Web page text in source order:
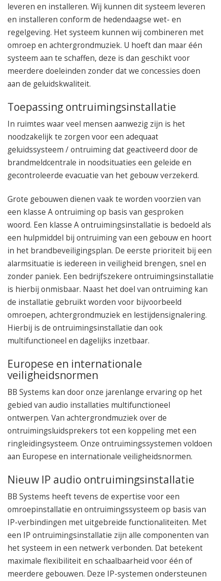
leveren en installeren. Wij kunnen dit systeem leveren
en installeren conform de hedendaagse wet- en
regelgeving. Het systeem kunnen wij combineren met
omroep en achtergrondmuziek. U hoeft dan maar één
systeem aan te schaffen, deze is dan geschikt voor
meerdere doeleinden zonder dat we concessies doen
aan de geluidskwaliteit.
Toepassing ontruimingsinstallatie
In ruimtes waar veel mensen aanwezig zijn is het
noodzakelijk te zorgen voor een adequaat
geluidssysteem / ontruiming dat geactiveerd door de
brandmeldcentrale in noodsituaties een geleide en
gecontroleerde evacuatie van het gebouw verzekerd.
Grote gebouwen dienen vaak te worden voorzien van
een klasse A ontruiming op basis van gesproken
woord. Een klasse A ontruimingsinstallatie is bedoeld als
een hulpmiddel bij ontruiming van een gebouw en hoort
in het brandbeveiligingsplan. De eerste prioriteit bij een
alarmsituatie is iedereen in veiligheid brengen, snel en
zonder paniek. Een bedrijfszekere ontruimingsinstallatie
is hierbij onmisbaar. Naast het doel van ontruiming kan
de installatie gebruikt worden voor bijvoorbeeld
omroepen, achtergrondmuziek en lestijdensignalering.
Hierbij is de ontruimingsinstallatie dan ook
multifunctioneel en dagelijks inzetbaar.
Europese en internationale
veiligheidsnormen
BB Systems kan door onze jarenlange ervaring op het
gebied van audio installaties multifunctioneel
ontwerpen. Van achtergrondmuziek over de
ontruimingsluidsprekers tot een koppeling met een
ringleidingsysteem. Onze ontruimingssystemen voldoen
aan Europese en internationale veiligheidsnormen.
Nieuw IP audio ontruimingsinstallatie
BB Systems heeft tevens de expertise voor een
omroepinstallatie en ontruimingssysteem op basis van
IP-verbindingen met uitgebreide functionaliteiten. Met
een IP ontruimingsinstallatie zijn alle componenten van
het systeem in een netwerk verbonden. Dat betekent
maximale flexibiliteit en schaalbaarheid voor één of
meerdere gebouwen. Deze IP-systemen ondersteunen